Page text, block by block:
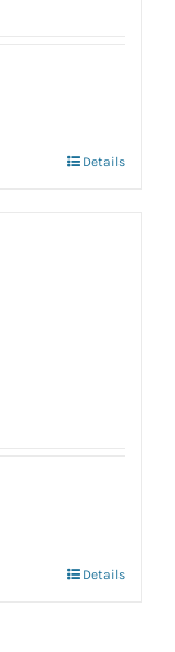
Details
Details